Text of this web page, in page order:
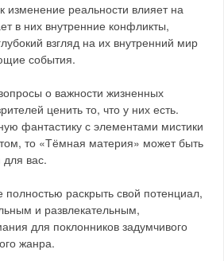
изменение реальности влияет на
в них внутренние конфликты,
взгляд на их внутренний мир
события.
о важности жизненных
ценить то, что у них есть.
фантастику с элементами мистики
то «Тёмная материя» может быть
вас.
раскрыть свой потенциал,
и развлекательным,
для поклонников задумчивого
жанра.